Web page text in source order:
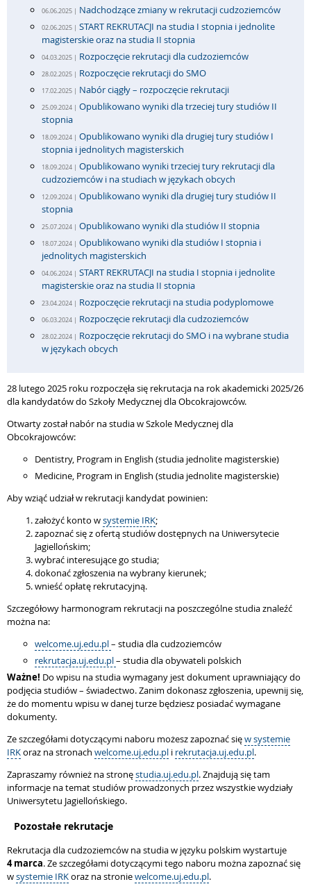
06.06.2025 | Nadchodzące zmiany w rekrutacji cudzoziemców
02.06.2025 | START REKRUTACJI na studia I stopnia i jednolite
magisterskie oraz na studia II stopnia
04.03.2025 | Rozpoczęcie rekrutacji dla cudzoziemców
28.02.2025 | Rozpoczęcie rekrutacji do SMO
17.02.2025 | Nabór ciągły – rozpoczęcie rekrutacji
25.09.2024 | Opublikowano wyniki dla trzeciej tury studiów II
stopnia
18.09.2024 | Opublikowano wyniki dla drugiej tury studiów I
stopnia i jednolitych magisterskich
18.09.2024 | Opublikowano wyniki trzeciej tury rekrutacji dla
cudzoziemców i na studiach w językach obcych
12.09.2024 | Opublikowano wyniki dla drugiej tury studiów II
stopnia
25.07.2024 | Opublikowano wyniki dla studiów II stopnia
18.07.2024 | Opublikowano wyniki dla studiów I stopnia i
jednolitych magisterskich
04.06.2024 | START REKRUTACJI na studia I stopnia i jednolite
magisterskie oraz na studia II stopnia
23.04.2024 | Rozpoczęcie rekrutacji na studia podyplomowe
06.03.2024 | Rozpoczęcie rekrutacji dla cudzoziemców
28.02.2024 | Rozpoczęcie rekrutacji do SMO i na wybrane studia
w językach obcych
28 lutego 2025 roku rozpoczęła się rekrutacja na rok akademicki 2025/26
dla kandydatów do Szkoły Medycznej dla Obcokrajowców.
Otwarty został nabór na studia w Szkole Medycznej dla
Obcokrajowców:
Dentistry, Program in English (studia jednolite magisterskie)
Medicine, Program in English (studia jednolite magisterskie)
Aby wziąć udział w rekrutacji kandydat powinien:
założyć konto wsystemie IRK;
zapoznać się z ofertą studiów dostępnych na Uniwersytecie
Jagiellońskim;
wybrać interesujące go studia;
dokonać zgłoszenia na wybrany kierunek;
wnieść opłatę rekrutacyjną.
Szczegółowy harmonogram rekrutacji na poszczególne studia znaleźć
można na:
welcome.uj.edu.pl– studia dla cudzoziemców
rekrutacja.uj.edu.pl– studia dla obywateli polskich
Ważne! Do wpisu na studia wymagany jest dokument uprawniający do
podjęcia studiów – świadectwo. Zanim dokonasz zgłoszenia, upewnij się,
że do momentu wpisu w danej turze będziesz posiadać wymagane
dokumenty.
Ze szczegółami dotyczącymi naboru możesz zapoznać sięw systemie
IRKoraz na stronach welcome.uj.edu.pl i rekrutacja.uj.edu.pl.
Zapraszamy również na stronęstudia.uj.edu.pl. Znajdują się tam
informacje na temat studiów prowadzonych przez wszystkie wydziały
Uniwersytetu Jagiellońskiego.
Pozostałe rekrutacje
Rekrutacja dla cudzoziemców na studia w języku polskim wystartuje
4 marca. Ze szczegółami dotyczącymi tego naboru można zapoznać się
wsystemie IRKoraz na stroniewelcome.uj.edu.pl.